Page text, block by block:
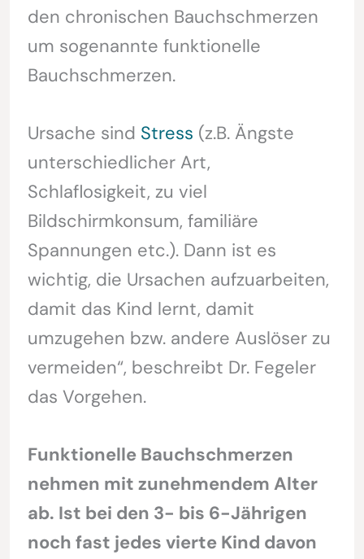
den chronischen Bauchschmerzen
um sogenannte funktionelle
Bauchschmerzen.
Ursache sind Stress (z.B. Ängste
unterschiedlicher Art,
Schlaflosigkeit, zu viel
Bildschirmkonsum, familiäre
Spannungen etc.). Dann ist es
wichtig, die Ursachen aufzuarbeiten,
damit das Kind lernt, damit
umzugehen bzw. andere Auslöser zu
vermeiden“, beschreibt Dr. Fegeler
das Vorgehen.
Funktionelle Bauchschmerzen
nehmen mit zunehmendem Alter
ab. Ist bei den 3- bis 6-Jährigen
noch fast jedes vierte Kind davon